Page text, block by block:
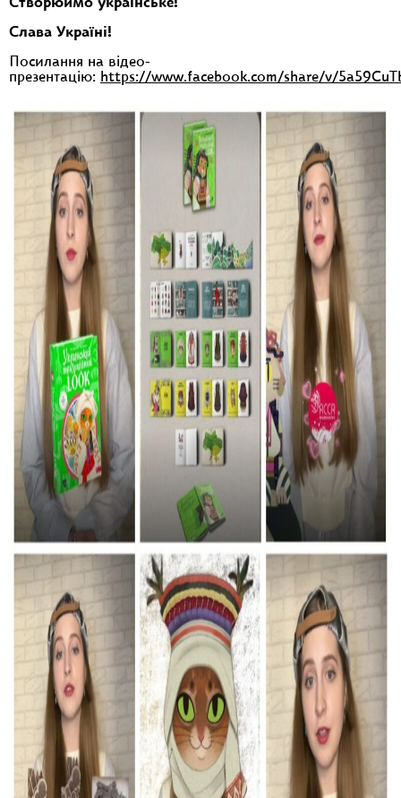
Створюймо українське!
Слава Україні!
Посилання на відео-
презентацію: https://www.facebook.com/share/v/